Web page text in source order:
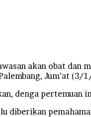
akan obat dan
Jum’at (3/
denga
diberikan